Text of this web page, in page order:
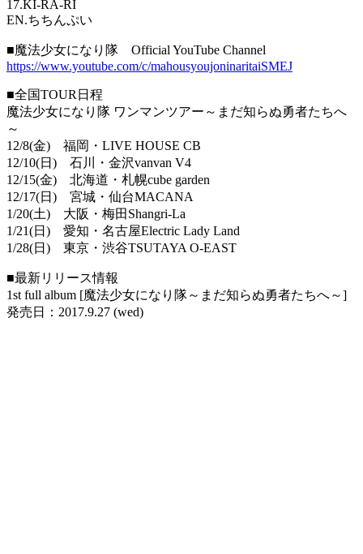
17.KI-RA-RI
EN.ちちんぷい
■魔法少女になり隊 Official YouTube Channel
https://www.youtube.com/c/mahousyoujoninaritaiSMEJ
■全国TOUR日程
魔法少女になり隊 ワンマンツアー～まだ知らぬ勇者たちへ
～
12/8(金) 福岡・LIVE HOUSE CB
12/10(日) 石川・金沢vanvan V4
12/15(金) 北海道・札幌cube garden
12/17(日) 宮城・仙台MACANA
1/20(土) 大阪・梅田Shangri-La
1/21(日) 愛知・名古屋Electric Lady Land
1/28(日) 東京・渋谷TSUTAYA O-EAST
■最新リリース情報
1st full album [魔法少女になり隊～まだ知らぬ勇者たちへ～]
発売日：2017.9.27 (wed)